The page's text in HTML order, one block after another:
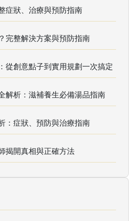
症狀、治療與預防指南
完整解決方案與預防指南
從創意點子到實用規劃一次搞定
解析：滋補養生必備湯品指南
：症狀、預防與治療指南
揭開真相與正確方法